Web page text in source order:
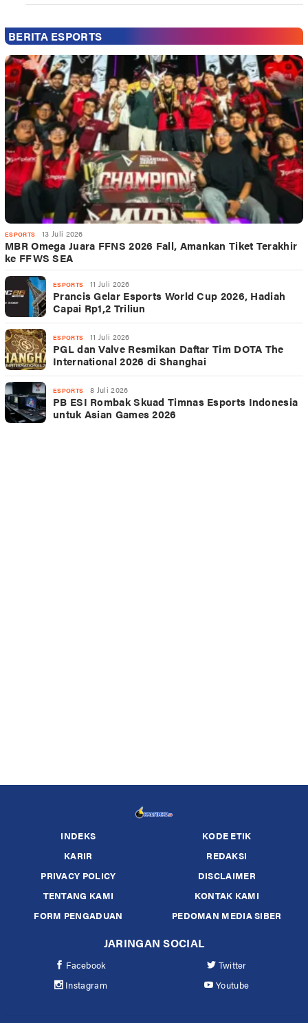
BERITA ESPORTS
ESPORTS 13 Juli 2026
MBR Omega Juara FFNS 2026 Fall, Amankan Tiket Terakhir
ke FFWS SEA
ESPORTS 11 Juli 2026
Prancis Gelar Esports World Cup 2026, Hadiah
Capai Rp1,2 Triliun
ESPORTS 11 Juli 2026
PGL dan Valve Resmikan Daftar Tim DOTA The
International 2026 di Shanghai
ESPORTS 8 Juli 2026
PB ESI Rombak Skuad Timnas Esports Indonesia
untuk Asian Games 2026
INDEKS
KODE ETIK
KARIR
REDAKSI
PRIVACY POLICY
DISCLAIMER
TENTANG KAMI
KONTAK KAMI
FORM PENGADUAN
PEDOMAN MEDIA SIBER
JARINGAN SOCIAL
Facebook
Twitter
Instagram
Youtube